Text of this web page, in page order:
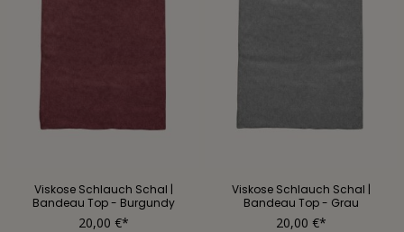
Viskose Schlauch Schal |
Bandeau Top - Burgundy
20,00 €*
Viskose Schlauch Schal |
Bandeau Top - Grau
20,00 €*